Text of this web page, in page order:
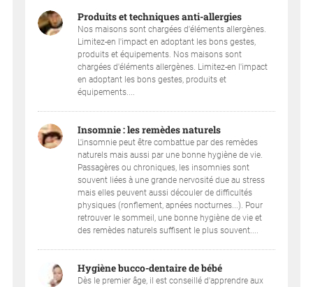
Produits et techniques anti-allergies
Nos maisons sont chargées d'éléments allergènes.
Limitez-en l'impact en adoptant les bons gestes,
produits et équipements. Nos maisons sont
chargées d'éléments allergènes. Limitez-en l'impact
en adoptant les bons gestes, produits et
équipements....
Insomnie : les remèdes naturels
L'insomnie peut être combattue par des remèdes
naturels mais aussi par une bonne hygiène de vie.
Passagères ou chroniques, les insomnies sont
souvent liées à une grande nervosité due au stress
mais elles peuvent aussi découler de difficultés
physiques (ronflement, apnées nocturnes...). Pour
retrouver le sommeil, une bonne hygiène de vie et
des remèdes naturels suffisent le plus souvent....
Hygiène bucco-dentaire de bébé
Dès le premier âge, il est conseillé d'apprendre aux